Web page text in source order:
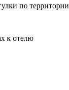
по территории
к отелю